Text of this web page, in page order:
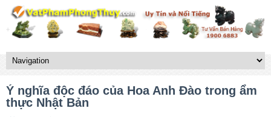
Ý nghĩa độc đáo của Hoa Anh Đào trong ẩm
thực Nhật Bản